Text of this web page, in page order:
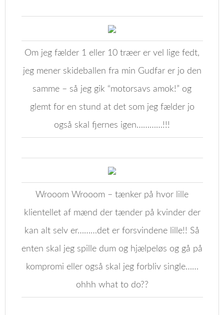
Om jeg fælder 1 eller 10 træer er vel lige fedt,
jeg mener skideballen fra min Gudfar er jo den
samme – så jeg gik “motorsavs amok!” og
glemt for en stund at det som jeg fælder jo
også skal fjernes igen…………!!!
Wrooom Wrooom – tænker på hvor lille
klientellet af mænd der tænder på kvinder der
kan alt selv er………det er forsvindene lille!! Så
enten skal jeg spille dum og hjælpeløs og gå på
kompromi eller også skal jeg forbliv single……
ohhh what to do??